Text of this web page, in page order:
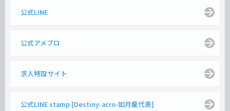
公式LINE
公式アメブロ
求人特設サイト
公式LINE stamp [Destiny-acro-如月龍代表]